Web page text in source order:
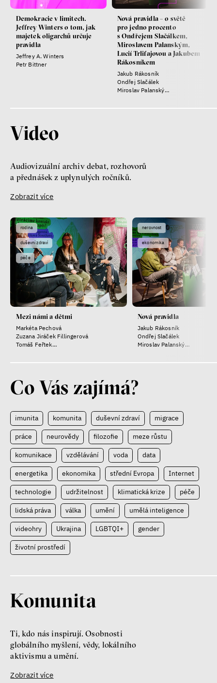
Demokracie v limitech.
Jeffrey Winters o tom, jak
majetek oligarchů určuje
pravidla
Jeffrey A. Winters
Petr Bittner
Nová pravidla – o světě
pro jedno procento
s Ondřejem Slačálkem,
Miroslavem Palanským,
Lucií Trlifajovou a Jakubem
Rákosníkem
Jakub Rákosník
Ondřej Slačálek
Miroslav Palanský
Kateřina Smejkalová
Video
Audiovizuální archiv debat, rozhovorů
a přednášek z uplynulých ročníků.
Zobrazit více
rodina
duševní zdraví
péče
Mezi námi a dětmi
Markéta Pechová
Zuzana Jiráček Fillingerová
Tomáš Feřtek
nerovnost
ekonomika
Nová pravidla
Jakub Rákosník
Ondřej Slačálek
Miroslav Palanský
Kateřina Smejkalová
Co Vás zajímá?
imunita komunita duševní zdraví migrace
práce neurovědy filozofie meze růstu
komunikace vzdělávání voda data
energetika ekonomika střední Evropa Internet
technologie udržitelnost klimatická krize péče
lidská práva válka umění umělá inteligence
videohry Ukrajina LGBTQI+ gender
životní prostředí
Komunita
Ti, kdo nás inspirují. Osobnosti
globálního myšlení, vědy, lokálního
aktivismu a umění.
Zobrazit více